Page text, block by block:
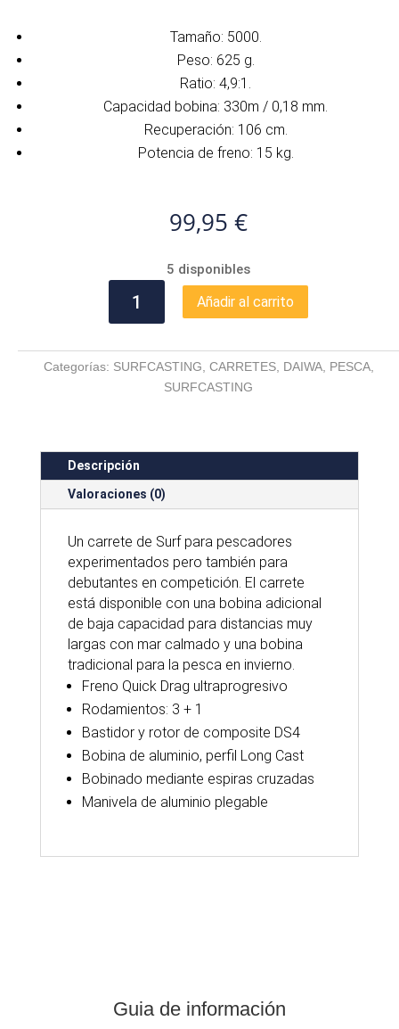
Tamaño: 5000.
Peso: 625 g.
Ratio: 4,9:1.
Capacidad bobina: 330m / 0,18 mm.
Recuperación: 106 cm.
Potencia de freno: 15 kg.
99,95 €
5 disponibles
DAIWA
SURF
35
cantidad
Añadir al carrito
Categorías: SURFCASTING CARRETES, DAIWA, PESCA,
SURFCASTING
Descripción
Valoraciones (0)
Un carrete de Surf para pescadores
experimentados pero también para
debutantes en competición. El carrete
está disponible con una bobina adicional
de baja capacidad para distancias muy
largas con mar calmado y una bobina
tradicional para la pesca en invierno.
Freno Quick Drag ultraprogresivo
Rodamientos: 3 + 1
Bastidor y rotor de composite DS4
Bobina de aluminio, perfil Long Cast
Bobinado mediante espiras cruzadas
Manivela de aluminio plegable
Guia de información